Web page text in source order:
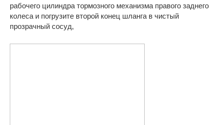
рабочего цилиндра тормозного механизма правого заднего
колеса и погрузите второй конец шланга в чистый
прозрачный сосуд,